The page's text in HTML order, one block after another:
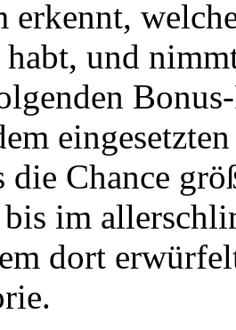
erkennt,
und
die Chance
im
dort